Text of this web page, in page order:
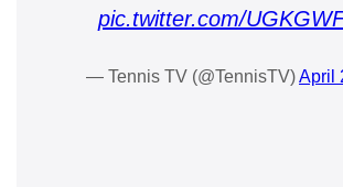
pic.twitter.com/
— Tennis TV (@TennisTV)April